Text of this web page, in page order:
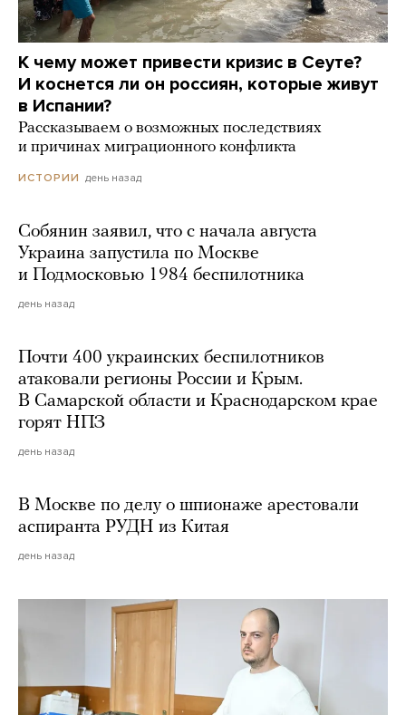
К чему может привести кризис в Сеуте?
И коснется ли он россиян, которые живут
в Испании?
Рассказываем о возможных последствиях
и причинах миграционного конфликта
ИСТОРИИ день назад
Собянин заявил, что с начала августа
Украина запустила по Москве
и Подмосковью 1984 беспилотника
день назад
Почти 400 украинских беспилотников
атаковали регионы России и Крым.
В Самарской области и Краснодарском крае
горят НПЗ
день назад
В Москве по делу о шпионаже арестовали
аспиранта РУДН из Китая
день назад